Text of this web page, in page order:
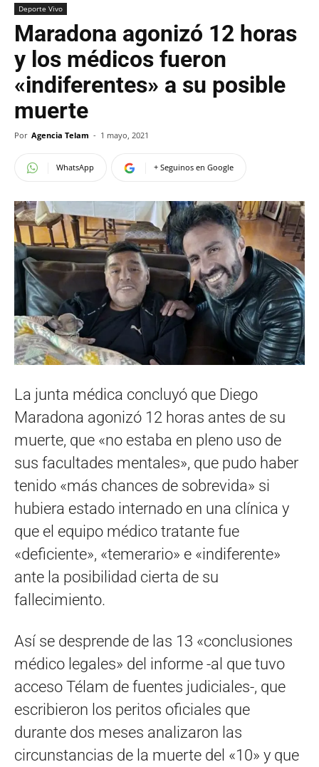
Deporte Vivo
Maradona agonizó 12 horas
y los médicos fueron
«indiferentes» a su posible
muerte
Por Agencia Telam - 1 mayo, 2021
WhatsApp + Seguinos en Google
La junta médica concluyó que Diego
Maradona agonizó 12 horas antes de su
muerte, que «no estaba en pleno uso de
sus facultades mentales», que pudo haber
tenido «más chances de sobrevida» si
hubiera estado internado en una clínica y
que el equipo médico tratante fue
«deficiente», «temerario» e «indiferente»
ante la posibilidad cierta de su
fallecimiento.
Así se desprende de las 13 «conclusiones
médico legales» del informe -al que tuvo
acceso Télam de fuentes judiciales-, que
escribieron los peritos oficiales que
durante dos meses analizaron las
circunstancias de la muerte del «10» y que